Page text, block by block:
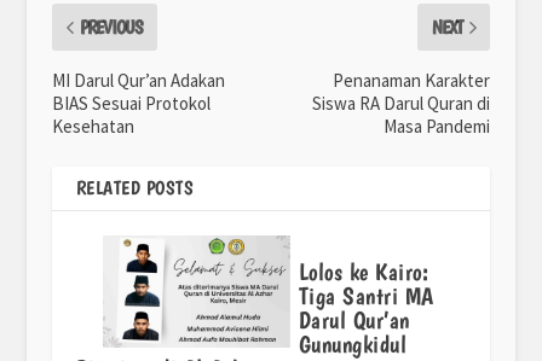
PREVIOUS
MI Darul Qur’an Adakan
BIAS Sesuai Protokol
Kesehatan
NEXT
Penanaman Karakter
Siswa RA Darul Quran di
Masa Pandemi
RELATED POSTS
Lolos ke Kairo:
Tiga Santri MA
Darul Qur’an
Gunungkidul